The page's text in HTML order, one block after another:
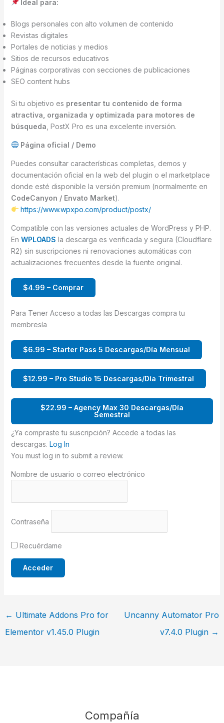
Ideal para:
Blogs personales con alto volumen de contenido
Revistas digitales
Portales de noticias y medios
Sitios de recursos educativos
Páginas corporativas con secciones de publicaciones
SEO content hubs
Si tu objetivo es presentar tu contenido de forma
atractiva, organizada y optimizada para motores de
búsqueda , PostX Pro es una excelente inversión.
Página oficial / Demo
Puedes consultar características completas, demos y
documentación oficial en la web del plugin o el marketplace
donde esté disponible la versión premium (normalmente en
CodeCanyon / Envato Market).
https://www.wpxpo.com/product/postx/
Compatible con las versiones actuales de WordPress y PHP.
En WPLOADS la descarga es verificada y segura (Cloudflare
R2) sin suscripciones ni renovaciones automáticas con
actualizaciones frecuentes desde la fuente original.
$4.99 – Comprar
Para Tener Acceso a todas las Descargas compra tu
membresía
$6.99 – Starter Pass 5 Descargas/Día Mensual
$12.99 – Pro Studio 15 Descargas/Día Trimestral
$22.99 – Agency Max 30 Descargas/Día
Semestral
¿Ya compraste tu suscripción? Accede a todas las
descargas. Log In
You must log in to submit a review.
Nombre de usuario o correo electrónico
Contraseña
Recuérdame
← Ultimate Addons Pro for
Elementor v1.45.0 Plugin
Uncanny Automator Pro
v7.4.0 Plugin →
Compañía